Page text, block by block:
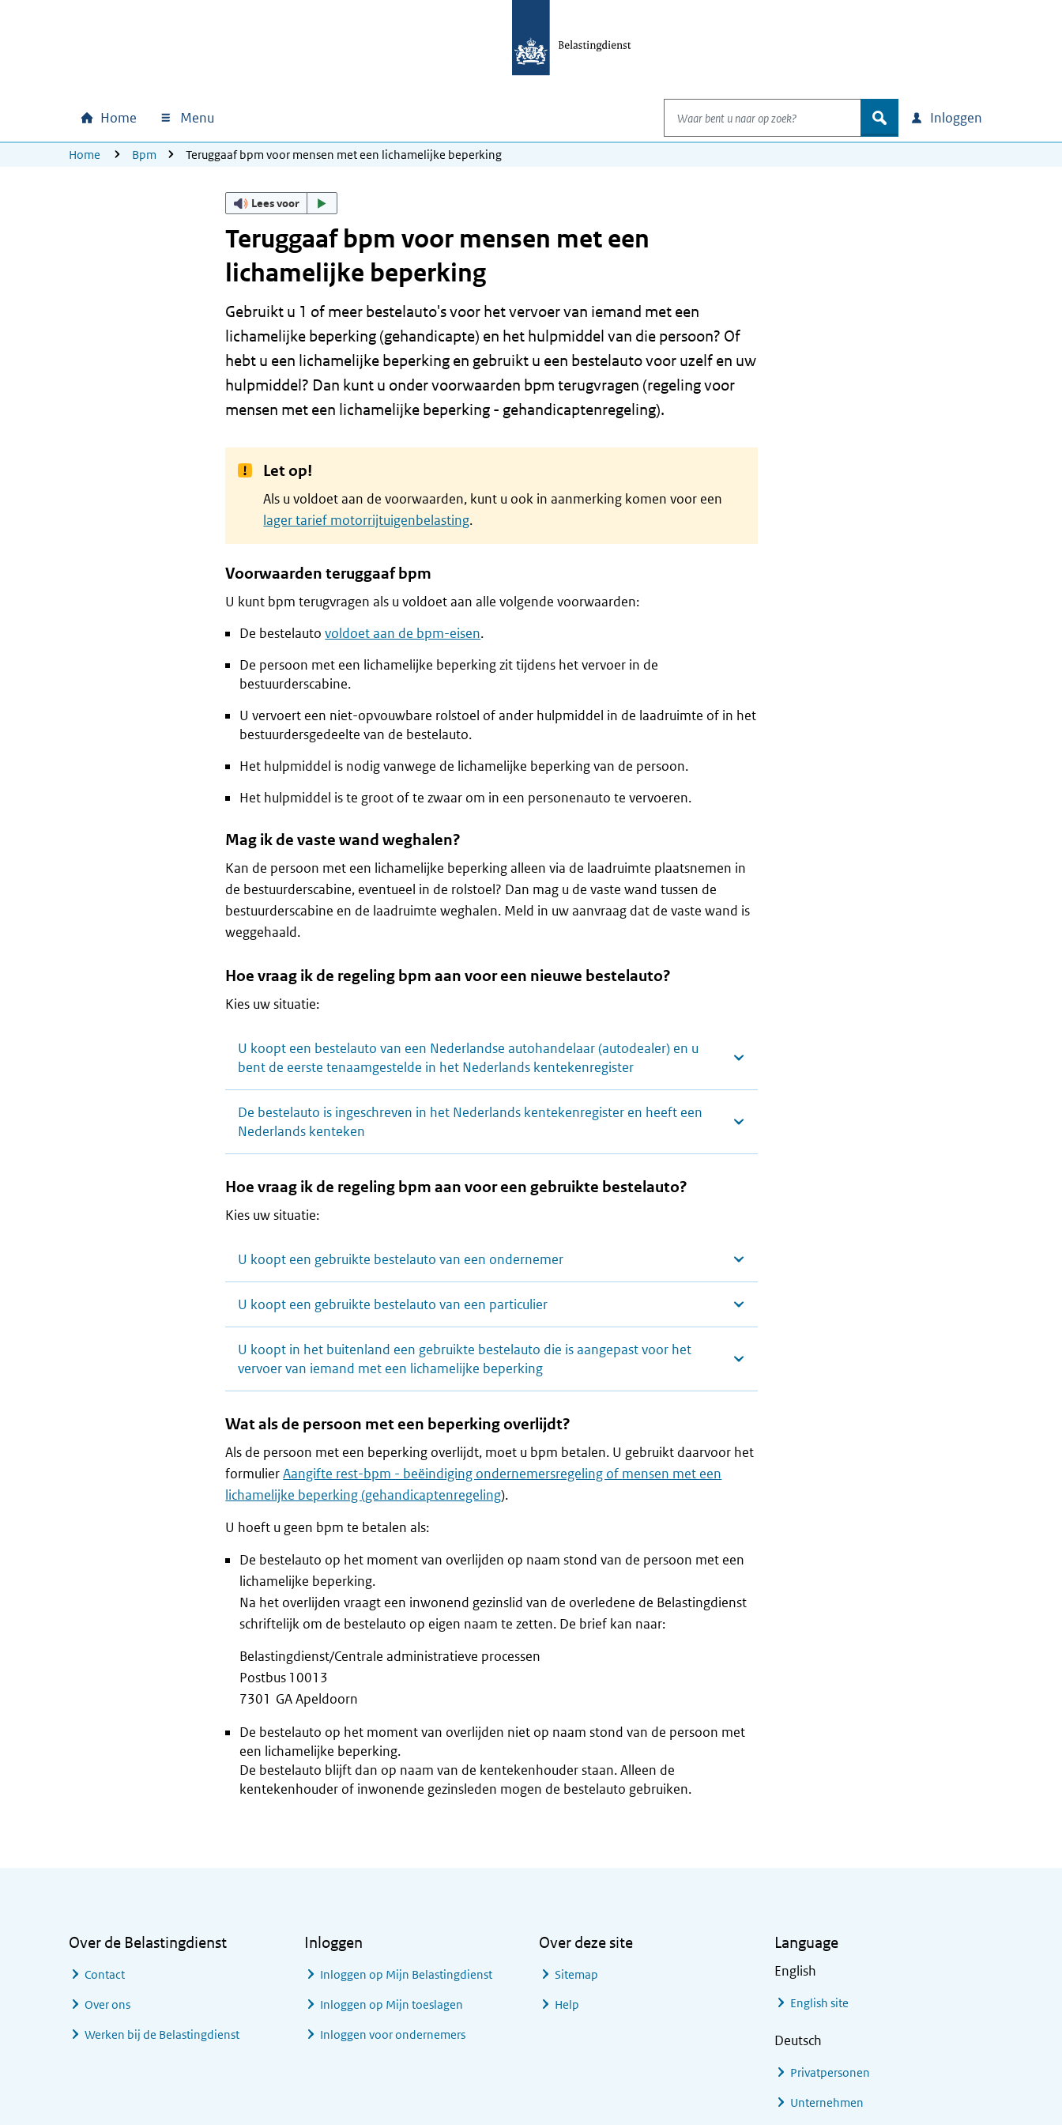
Hoofdnavigatie
Home Menu
Waar bent u naar op zoek?
zoek Inloggen
U bevindt zich hier:
Home Bpm Teruggaaf bpm voor mensen met een lichamelijke beperking
Lees voor
Teruggaaf bpm voor mensen met een
lichamelijke beperking
Gebruikt u 1 of meer bestelauto's voor het vervoer van iemand met een
lichamelijke beperking (gehandicapte) en het hulpmiddel van die persoon? Of
hebt u een lichamelijke beperking en gebruikt u een bestelauto voor uzelf en uw
hulpmiddel? Dan kunt u onder voorwaarden bpm terugvragen (regeling voor
mensen met een lichamelijke beperking - gehandicaptenregeling).
Let op!
Als u voldoet aan de voorwaarden, kunt u ook in aanmerking komen voor een
lager tarief motorrijtuigenbelasting.
Voorwaarden teruggaaf bpm
U kunt bpm terugvragen als u voldoet aan alle volgende voorwaarden:
De bestelautovoldoet aan de bpm-eisen.
De persoon met een lichamelijke beperking zit tijdens het vervoer in de
bestuurderscabine.
U vervoert een niet-opvouwbare rolstoel of ander hulpmiddel in de laadruimte of in het
bestuurdersgedeelte van de bestelauto.
Het hulpmiddel is nodig vanwege de lichamelijke beperking van de persoon.
Het hulpmiddel is te groot of te zwaar om in een personenauto te vervoeren.
Mag ik de vaste wand weghalen?
Kan de persoon met een lichamelijke beperking alleen via de laadruimte plaatsnemen in
de bestuurderscabine, eventueel in de rolstoel? Dan mag u de vaste wand tussen de
bestuurderscabine en de laadruimte weghalen. Meld in uw aanvraag dat de vaste wand is
weggehaald.
Hoe vraag ik de regeling bpm aan voor een nieuwe bestelauto?
Kies uw situatie:
U koopt een bestelauto van een Nederlandse autohandelaar (autodealer) en u
bent de eerste tenaamgestelde in het Nederlands kentekenregister
De bestelauto is ingeschreven in het Nederlands kentekenregister en heeft een
Nederlands kenteken
Hoe vraag ik de regeling bpm aan voor een gebruikte bestelauto?
Kies uw situatie:
U koopt een gebruikte bestelauto van een ondernemer
U koopt een gebruikte bestelauto van een particulier
U koopt in het buitenland een gebruikte bestelauto die is aangepast voor het
vervoer van iemand met een lichamelijke beperking
Wat als de persoon met een beperking overlijdt?
Als de persoon met een beperking overlijdt, moet u bpm betalen. U gebruikt daarvoor het
formulierAangifte rest-bpm - beëindiging ondernemersregeling of mensen met een
lichamelijke beperking (gehandicaptenregeling).
U hoeft u geen bpm te betalen als:
De bestelauto op het moment van overlijden op naam stond van de persoon met een
lichamelijke beperking.
Na het overlijden vraagt een inwonend gezinslid van de overledene de Belastingdienst
schriftelijk om de bestelauto op eigen naam te zetten. De brief kan naar:
Belastingdienst/Centrale administratieve processen
Postbus 10013
7301 GA Apeldoorn
De bestelauto op het moment van overlijden niet op naam stond van de persoon met
een lichamelijke beperking.
De bestelauto blijft dan op naam van de kentekenhouder staan. Alleen de
kentekenhouder of inwonende gezinsleden mogen de bestelauto gebruiken.
Over de Belastingdienst
Contact
Over ons
Werken bij de Belastingdienst
Inloggen
Inloggen op Mijn Belastingdienst
Inloggen op Mijn toeslagen
Inloggen voor ondernemers
Over deze site
Sitemap
Help
Language
English
English site
Deutsch
Privatpersonen
Unternehmen